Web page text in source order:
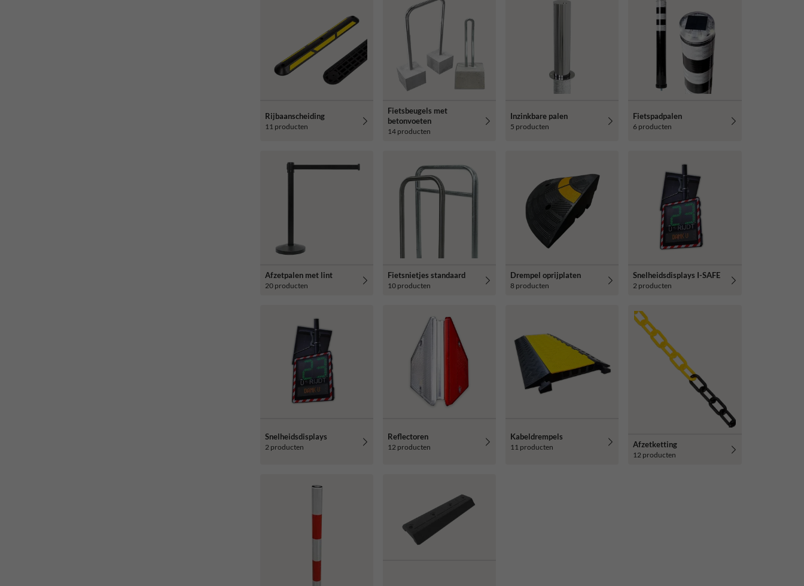
Rijbaanscheiding
11 producten
Fietsbeugels met
betonvoeten
14 producten
Inzinkbare palen
5 producten
Fietspadpalen
6 producten
Afzetpalen met lint
20 producten
Fietsnietjes standaard
10 producten
Drempel oprijplaten
8 producten
Snelheidsdisplays I-SAFE
2 producten
Snelheidsdisplays
2 producten
Reflectoren
12 producten
Kabeldrempels
11 producten Afzetketting
12 producten